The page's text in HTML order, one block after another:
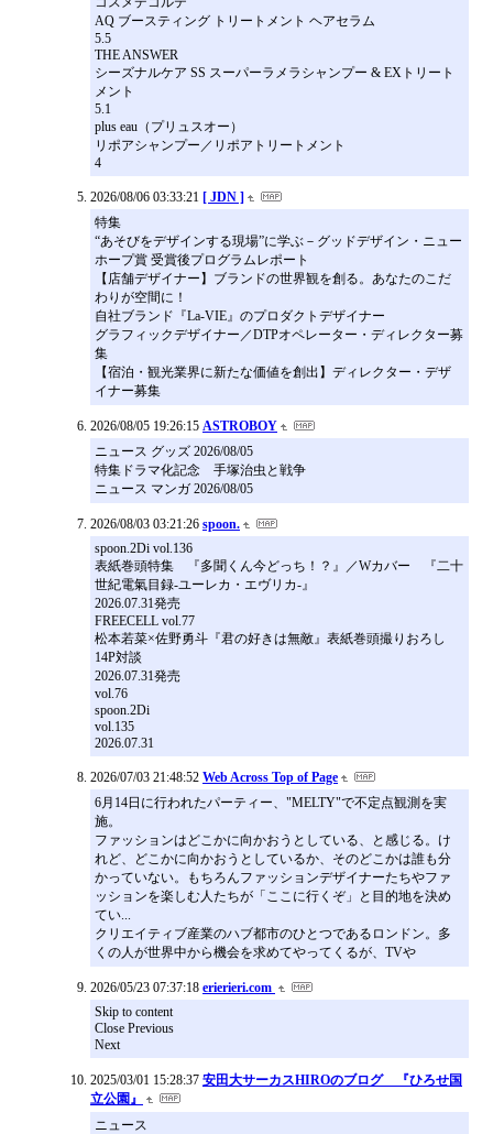
AQ ブースティング トリートメント ヘアセラム
5.5
THE ANSWER
シーズナルケア SS スーパーラメラシャンプー & EXトリート
メント
5.1
plus eau（プリュスオー）
リポアシャンプー／リポアトリートメント
4
2026/08/06 03:33:21 [ JDN ]
特集
“あそびをデザインする現場”に学ぶ－グッドデザイン・ニュー
ホープ賞 受賞後プログラムレポート
【店舗デザイナー】ブランドの世界観を創る。あなたのこだ
わりが空間に！
自社ブランド『La-VIE』のプロダクトデザイナー
グラフィックデザイナー／DTPオペレーター・ディレクター募
集
【宿泊・観光業界に新たな価値を創出】ディレクター・デザ
イナー募集
2026/08/05 19:26:15 ASTROBOY
ニュース グッズ 2026/08/05
特集ドラマ化記念 手塚治虫と戦争
ニュース マンガ 2026/08/05
2026/08/03 03:21:26 spoon.
spoon.2Di vol.136
表紙巻頭特集 『多聞くん今どっち！？』／Wカバー 『二十
世紀電氣目録-ユーレカ・エヴリカ-』
2026.07.31発売
FREECELL vol.77
松本若菜×佐野勇斗『君の好きは無敵』表紙巻頭撮りおろし
14P対談
2026.07.31発売
vol.76
spoon.2Di
vol.135
2026.07.31
2026/07/03 21:48:52 Web Across Top of Page
6月14日に行われたパーティー、"MELTY"で不定点観測を実
施。
ファッションはどこかに向かおうとしている、と感じる。け
れど、どこかに向かおうとしているか、そのどこかは誰も分
かっていない。もちろんファッションデザイナーたちやファ
ッションを楽しむ人たちが「ここに行くぞ」と目的地を決め
てい...
クリエイティブ産業のハブ都市のひとつであるロンドン。多
くの人が世界中から機会を求めてやってくるが、TVや
2026/05/23 07:37:18 erierieri.com
Skip to content
Close Previous
Next
2025/03/01 15:28:37 安田大サーカスHIROのブログ 『ひろせ国
立公園』
ニュース